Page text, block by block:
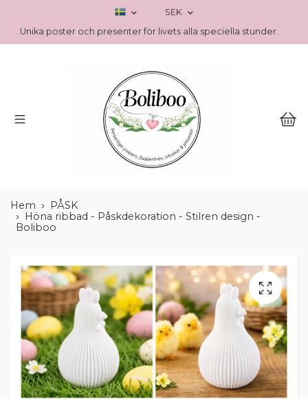
SEK
Unika poster och presenter för livets alla speciella stunder.
Hem
PÅSK
Höna ribbad - Påskdekoration - Stilren design -
Boliboo